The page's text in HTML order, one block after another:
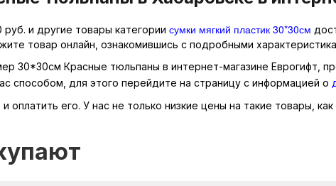
и другие товары категории сумки мягкий пластик 30*30см
товар онлайн, ознакомившись с подробными
30*30см Красные тюльпаны в интернет-магазине Еврогифт,
способом, для этого перейдите на страницу с информацией о
оплатить его. У нас не только низкие цены на такие товары,